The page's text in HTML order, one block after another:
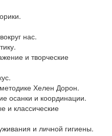
нас.
и творческие
Хелен Дорон.
осанки и координации.
и классические
и личной гигиены.